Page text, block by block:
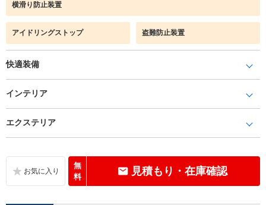
横滑り防止装置
アイドリングストップ 盗難防止装置
快適装備
インテリア
エクステリア
無
料
見積もり・在庫確認